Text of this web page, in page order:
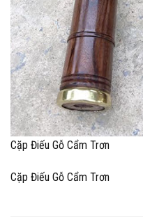
Cặp Điếu Gỗ Cẩm Trơn
Cặp Điếu Gỗ Cẩm Trơn